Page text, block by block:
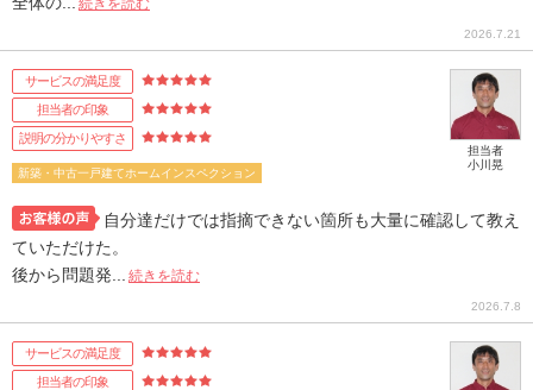
続きを読む
2026.7.21
サービスの満足度
担当者の印象
説明の分かりやすさ
新築・中古一戸建てホームインスペクション
担当者
小川晃
自分達だけでは指摘できない箇所も大量に確認して教え
ていただけた。
後から問題発...
続きを読む
2026.7.8
サービスの満足度
担当者の印象